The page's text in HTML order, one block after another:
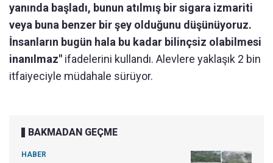
yanında başladı, bunun atılmış bir sigara izmariti
veya buna benzer bir şey olduğunu düşünüyoruz.
İnsanların bugün hala bu kadar bilinçsiz olabilmesi
inanılmaz" ifadelerini kullandı. Alevlere yaklaşık 2 bin
itfaiyeciyle müdahale sürüyor.
BAKMADAN GEÇME
HABER